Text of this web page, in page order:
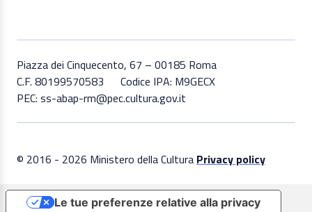
Piazza dei Cinquecento, 67 – 00185 Roma
C.F. 80199570583
Codice IPA: M9GECX
PEC: ss-abap-rm@pec.cultura.gov.it
© 2016 - 2026 Ministero della Cultura Privacy policy
Le tue preferenze relative alla privacy